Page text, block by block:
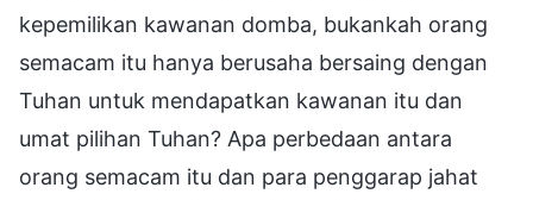
kepemilikan kawanan domba, bukankah orang
semacam itu hanya berusaha bersaing dengan
Tuhan untuk mendapatkan kawanan itu dan
umat pilihan Tuhan? Apa perbedaan antara
orang semacam itu dan para penggarap jahat